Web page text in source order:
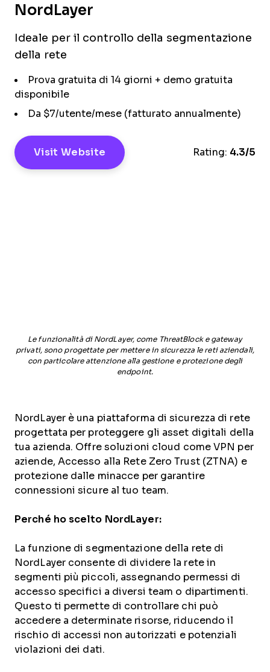
NordLayer
Ideale per il controllo della segmentazione
della rete
Prova gratuita di 14 giorni + demo gratuita
disponibile
Da $7/utente/mese (fatturato annualmente)
Visit Website Rating: 4.3/5
Le funzionalità di NordLayer, come ThreatBlock e gateway
privati, sono progettate per mettere in sicurezza le reti aziendali,
con particolare attenzione alla gestione e protezione degli
endpoint.
NordLayer è una piattaforma di sicurezza di rete
progettata per proteggere gli asset digitali della
tua azienda. Offre soluzioni cloud come VPN per
aziende, Accesso alla Rete Zero Trust (ZTNA) e
protezione dalle minacce per garantire
connessioni sicure al tuo team.
Perché ho scelto NordLayer:
La funzione di segmentazione della rete di
NordLayer consente di dividere la rete in
segmenti più piccoli, assegnando permessi di
accesso specifici a diversi team o dipartimenti.
Questo ti permette di controllare chi può
accedere a determinate risorse, riducendo il
rischio di accessi non autorizzati e potenziali
violazioni dei dati.